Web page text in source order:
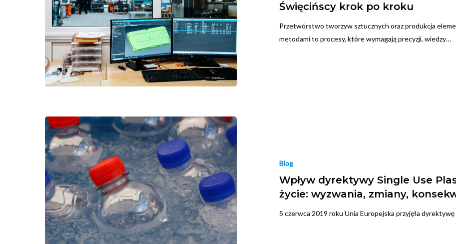
Święcińscy krok po kroku
Przetwórstwo tworzyw sztucznych oraz produkcja
metodami to procesy, które wymagają precyzji, wiedzy…
Blog
Wpływ dyrektywy Single Use
życie: wyzwania, zmiany,
5 czerwca 2019 roku Unia Europejska przyjęła